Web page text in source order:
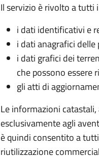
Il servizio è rivolto a tutti
i dati identificativi e
i dati anagrafici
i dati grafici dei
che possono essere
gli atti di
Le informazioni
esclusivamente agli
è quindi consentito a
riutilizzazione